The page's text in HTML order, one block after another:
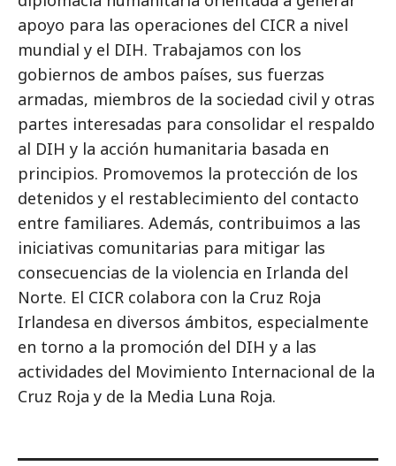
apoyo para las operaciones del CICR a nivel
mundial y el DIH. Trabajamos con los
gobiernos de ambos países, sus fuerzas
armadas, miembros de la sociedad civil y otras
partes interesadas para consolidar el respaldo
al DIH y la acción humanitaria basada en
principios. Promovemos la protección de los
detenidos y el restablecimiento del contacto
entre familiares. Además, contribuimos a las
iniciativas comunitarias para mitigar las
consecuencias de la violencia en Irlanda del
Norte. El CICR colabora con la Cruz Roja
Irlandesa en diversos ámbitos, especialmente
en torno a la promoción del DIH y a las
actividades del Movimiento Internacional de la
Cruz Roja y de la Media Luna Roja.